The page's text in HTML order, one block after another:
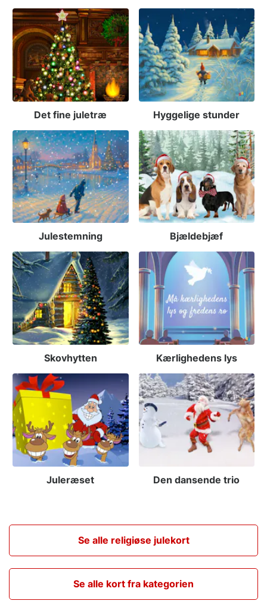
Det fine juletræ Hyggelige stunder
Julestemning Bjældebjæf
Skovhytten Kærlighedens lys
Juleræset Den dansende trio
Se alle religiøse julekort
Se alle kort fra kategorien